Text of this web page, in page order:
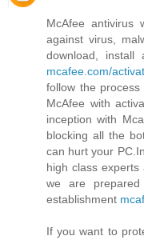
McAfee
against virus,
download, install
mcafee.com/
follow the
McAfee with
inception with
blocking all the
can hurt your
high class
we are
establishment
If you want to